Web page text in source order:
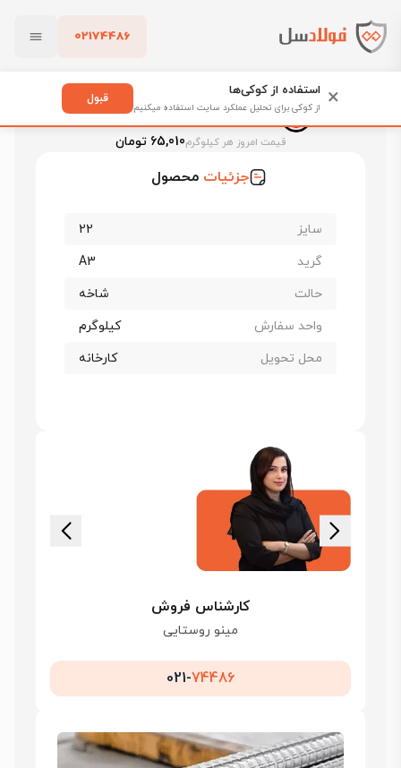
02174486
پاک کردن
فولادسل
قیمت میلگرد 22 هیربد زرندیه
قیمت امروز هر کیلوگرم65,010 تومان
جزئیات محصول
سایز
22
گرید
A3
حالت
شاخه
واحد سفارش
کیلوگرم
محل تحویل
کارخانه
کارشناس فروش
مینو روستایی
021-74486
× استفاده از کوکی‌ها
از کوکی برای تحلیل عملکرد سایت استفاده میکنیم
قبول